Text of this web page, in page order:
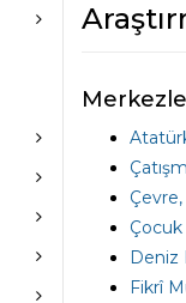
Çocuk
Deniz
Fikrî